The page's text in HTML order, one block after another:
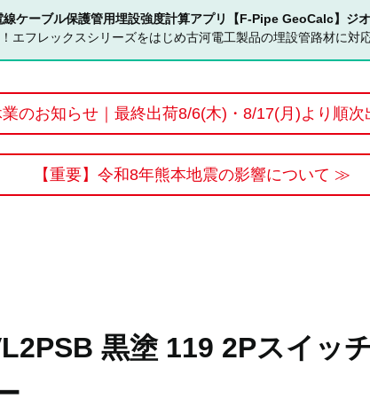
ケーブル保護管用埋設強度計算アプリ【F-Pipe GeoCalc】ジ
エフレックスシリーズをはじめ古河電工製品の埋設管路材に対
のお知らせ｜最終出荷8/6(木)・8/17(月)より順次
【重要】令和8年熊本地震の影響について ≫
黒塗 119 2Pスイッ